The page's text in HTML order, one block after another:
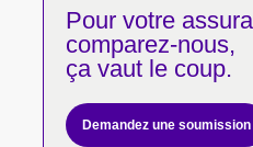
Pour votre
comparez-nous,
ça vaut le coup.
Demandez une soumission